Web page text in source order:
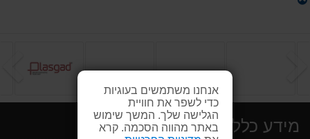
אנחנו משתמשים בעוגיות
כדי לשפר את חוויית
הגלישה שלך. המשך שימוש
באתר מהווה הסכמה. קרא
הקודם
מידע כללי